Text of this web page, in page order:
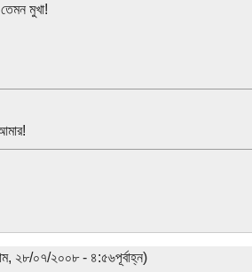
মুখা!
২৮/০৭/২০০৮ - ৪:৫৬পূর্বাহ্ন)